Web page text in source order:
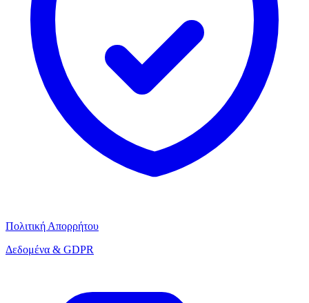
Πολιτική Απορρήτου
Δεδομένα & GDPR